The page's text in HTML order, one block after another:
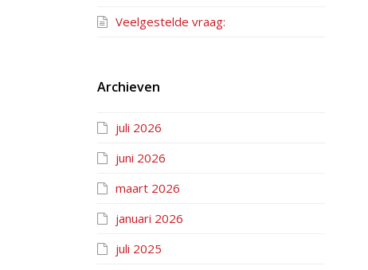
Veelgestelde vraag:
Archieven
juli 2026
juni 2026
maart 2026
januari 2026
juli 2025